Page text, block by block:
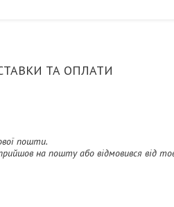
ТА ОПЛАТИ
пошти.
на пошту або відмовився від